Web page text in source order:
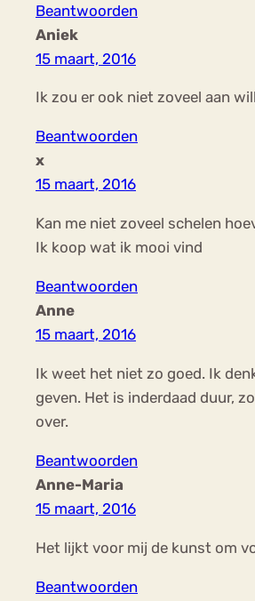
Beantwoorden
Aniek
15 maart, 2016
Ik zou er ook niet zoveel aan
Beantwoorden
x
15 maart, 2016
Kan me niet zoveel schelen
Ik koop wat ik mooi vind
Beantwoorden
Anne
15 maart, 2016
Ik weet het niet zo goed. Ik
geven. Het is inderdaad duur,
over.
Beantwoorden
Anne-Maria
15 maart, 2016
Het lijkt voor mij de kunst om
Beantwoorden